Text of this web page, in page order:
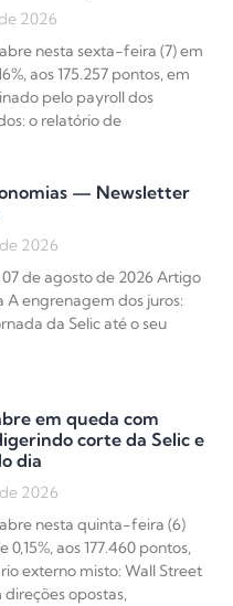
2026
nesta sexta-feira (7) em
aos 175.257 pontos, em
pelo payroll dos
o relatório de
— Newsletter
2026
07 de agosto de 2026 Artigo
A engrenagem dos juros:
da Selic até o seu
em queda com
corte da Selic e
dia
2026
nesta quinta-feira (6)
aos 177.460 pontos,
externo misto: Wall Street
opostas,